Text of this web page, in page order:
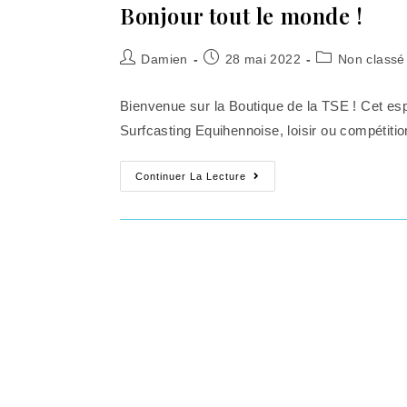
Bonjour tout le monde !
Damien 28 mai 2022 Non classé
Bienvenue sur la Boutique de la TSE ! Cet
Surfcasting Equihennoise, loisir ou
Continuer La Lecture